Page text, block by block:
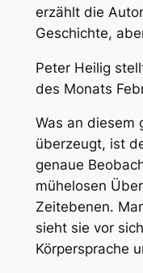
erzählt die
Geschichte,
Peter Heilig
des Monats
Was an diesem
überzeugt, ist
genaue
mühelosen
Zeitebenen.
sieht sie vor
Körpersprache